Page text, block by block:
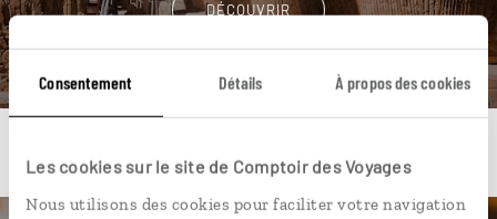
Consentement Détails À propos des cookies
Les cookies sur le site de Comptoir des Voyages
Nous utilisons des cookies pour faciliter votre navigation
DÉCOUVRIR